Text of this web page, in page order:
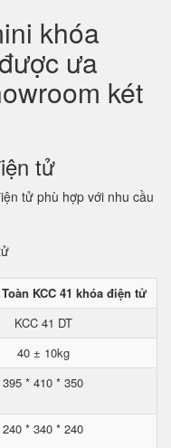
khóa
ưa
két
tử
tử phù hợp với nhu cầu
KCC 41 khóa điện tử
KCC 41 DT
40 ± 10kg
395 * 410 * 350
240 * 340 * 240